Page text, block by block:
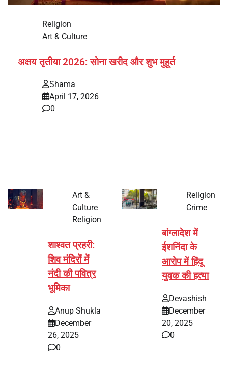
Religion
Art & Culture
अक्षय तृतीया 2026: सोना खरीद और शुभ मुहूर्त
Shama
April 17, 2026
0
Art &
Culture
Religion
शाश्वत प्रहरी:
शिव मंदिरों में
नंदी की पवित्र
भूमिका
Anup Shukla
December
26, 2025
0
Religion
Crime
बांग्लादेश में
ईशनिंदा के
आरोप में हिंदू
युवक की हत्या
Devashish
December
20, 2025
0